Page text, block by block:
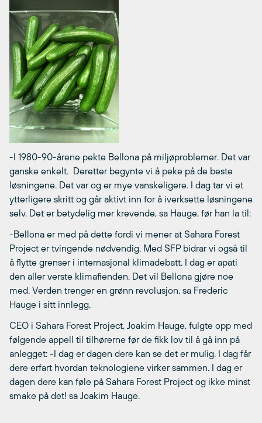
-I 1980-90-årene pekte Bellona på miljøproblemer. Det var
ganske enkelt. Deretter begynte vi å peke på de beste
løsningene. Det var og er mye vanskeligere. I dag tar vi et
ytterligere skritt og går aktivt inn for å iverksette løsningene
selv. Det er betydelig mer krevende, sa Hauge, før han la til:
-Bellona er med på dette fordi vi mener at Sahara Forest
Project er tvingende nødvendig. Med SFP bidrar vi også til
å flytte grenser i internasjonal klimadebatt. I dag er apati
den aller verste klimafienden. Det vil Bellona gjøre noe
med. Verden trenger en grønn revolusjon, sa Frederic
Hauge i sitt innlegg.
CEO i Sahara Forest Project, Joakim Hauge, fulgte opp med
følgende appell til tilhørerne før de fikk lov til å gå inn på
anlegget: -I dag er dagen dere kan se det er mulig. I dag får
dere erfart hvordan teknologiene virker sammen. I dag er
dagen dere kan føle på Sahara Forest Project og ikke minst
smake på det! sa Joakim Hauge.